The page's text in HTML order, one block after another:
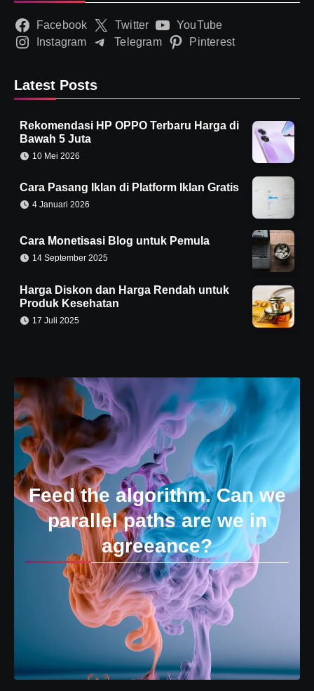
Facebook Twitter
YouTube
Instagram
Telegram Pinterest
Latest Posts
Rekomendasi HP OPPO Terbaru Harga di
Bawah 5 Juta
10 Mei 2026
Cara Pasang Iklan di Platform Iklan Gratis
4 Januari 2026
Cara Monetisasi Blog untuk Pemula
14 September 2025
Harga Diskon dan Harga Rendah untuk
Produk Kesehatan
17 Juli 2025
Feed the algorithm. Can we
parallel paths are we in
agreeance?